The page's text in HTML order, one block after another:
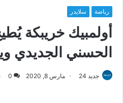
رياضة سلايدر
أولمبيك خريبكة
الحسني الجديدي
جديد 24 مارس 8, 2020 0